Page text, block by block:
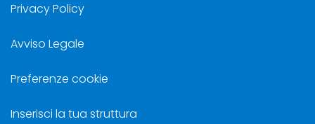
Privacy Policy
Avviso Legale
Preferenze cookie
Inserisci la tua struttura